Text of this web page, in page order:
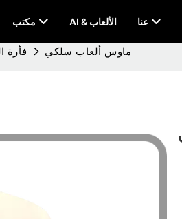
مكتب AI & الألعاب عنا
فأرة ماوس ألعاب سلكي - -